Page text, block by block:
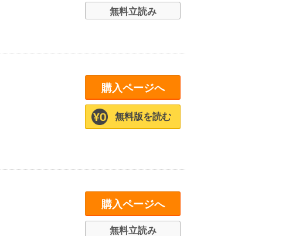
無料立読み
購入ページへ
無料版を読む
購入ページへ
無料立読み